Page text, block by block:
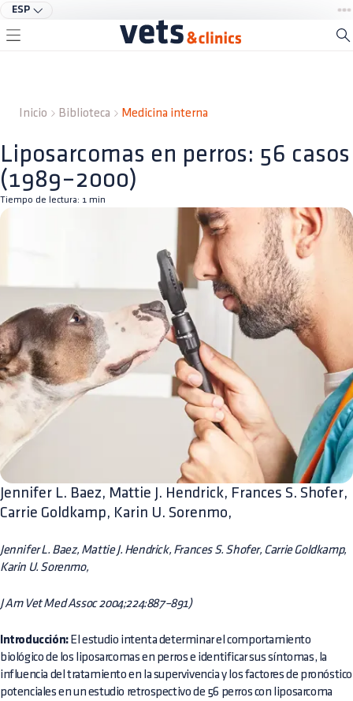
ESP
Inicio Biblioteca Medicina interna
Liposarcomas en perros: 56 casos
(1989–2000)
Tiempo de lectura: 1 min
Jennifer L. Baez, Mattie J. Hendrick, Frances S. Shofer,
Carrie Goldkamp, Karin U. Sorenmo,
Jennifer L. Baez, Mattie J. Hendrick, Frances S. Shofer, Carrie Goldkamp,
Karin U. Sorenmo,
J Am Vet Med Assoc 2004;224:887–891)
Introducción:El estudio intenta determinar el comportamiento
biológico de los liposarcomas en perros e identificar sus síntomas, la
influencia del tratamiento en la supervivencia y los factores de pronóstico
potenciales en un estudio retrospectivo de 56 perros con liposarcoma